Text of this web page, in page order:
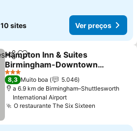
10 sites Ver preços
PartilharAdicionar aos favoritos
Hampton Inn & Suites
Birmingham-Downtown-
Tutwiler
Ver preços
3 Estrelas
8,3 Muito boa
5.046
a 6.9 km de Birmingham–Shuttlesworth
International Airport
O restaurante The Six Sixteen